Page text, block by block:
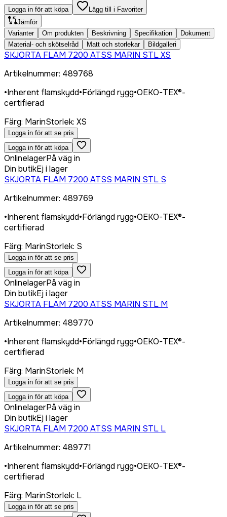
Logga in för att köpa
Lägg till i Favoriter
Jämför
Varianter
Om produkten Beskrivning Specifikation
Dokument
Material- och skötselråd
Matt och storlekar Bildgalleri
SKJORTA FLAM 7200 ATSS MARIN STL XS
Artikelnummer: 489768
•Inherent flamskydd•Förlängd rygg•OEKO-TEX®-
certifierad
Färg: MarinStorlek: XS
Logga in för att se pris
Logga in för att köpa
OnlinelagerPå väg in
Din butikEj i lager
SKJORTA FLAM 7200 ATSS MARIN STL S
Artikelnummer: 489769
•Inherent flamskydd•Förlängd rygg•OEKO-TEX®-
certifierad
Färg: MarinStorlek: S
Logga in för att se pris
Logga in för att köpa
OnlinelagerPå väg in
Din butikEj i lager
SKJORTA FLAM 7200 ATSS MARIN STL M
Artikelnummer: 489770
•Inherent flamskydd•Förlängd rygg•OEKO-TEX®-
certifierad
Färg: MarinStorlek: M
Logga in för att se pris
Logga in för att köpa
OnlinelagerPå väg in
Din butikEj i lager
SKJORTA FLAM 7200 ATSS MARIN STL L
Artikelnummer: 489771
•Inherent flamskydd•Förlängd rygg•OEKO-TEX®-
certifierad
Färg: MarinStorlek: L
Logga in för att se pris